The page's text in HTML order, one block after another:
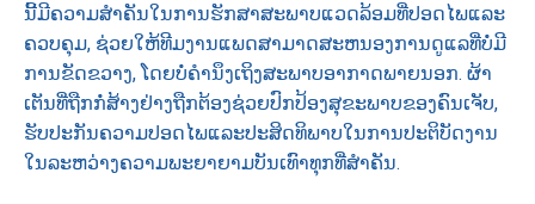
ນີ້ມີຄວາມສໍາຄັນໃນການຮັກສາສະພາບແວດລ້ອມທີ່ປອດໄພແລະ
ຄວບຄຸມ, ຊ່ວຍໃຫ້ທີມງານແພດສາມາດສະຫນອງການດູແລທີ່ບໍ່ມີ
ການຂັດຂວາງ, ໂດຍບໍ່ຄໍານຶງເຖິງສະພາບອາກາດພາຍນອກ. ຜ້າ
ເຕັນທີ່ຖືກກໍ່ສ້າງຢ່າງຖືກຕ້ອງຊ່ວຍປົກປ້ອງສຸຂະພາບຂອງຄົນເຈັບ,
ຮັບປະກັນຄວາມປອດໄພແລະປະສິດທິພາບໃນການປະຕິບັດງານ
ໃນລະຫວ່າງຄວາມພະຍາຍາມບັນເທົາທຸກທີ່ສໍາຄັນ.